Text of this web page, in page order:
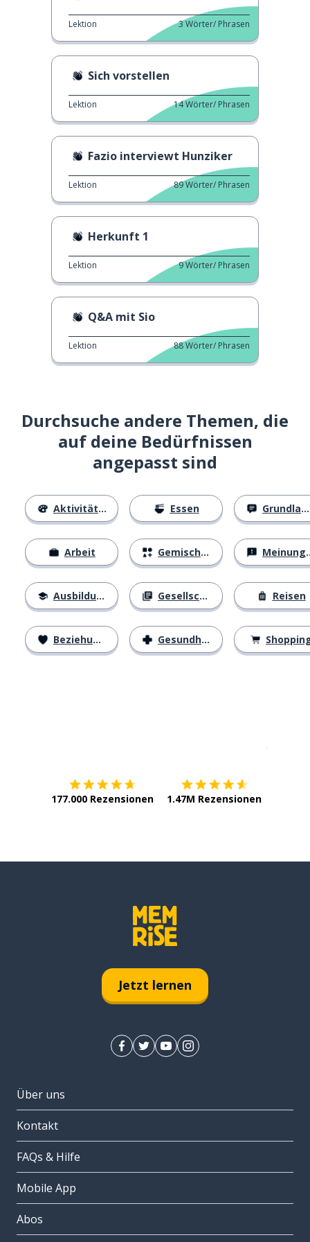
Lektion 3Wörter/ Phrasen
Sich vorstellen
Lektion 14Wörter/ Phrasen
Fazio interviewt Hunziker
Lektion 89Wörter/ Phrasen
Herkunft 1
Lektion 9Wörter/ Phrasen
Q&A mit Sio
Lektion 88Wörter/ Phrasen
Durchsuche andere Themen, die
auf deine Bedürfnissen
angepasst sind
Aktivitäten
Arbeit
Ausbildung
Beziehungen
Essen
Gemischtes
Gesellschaft
Gesundheit
Grundlagen
Meinungen
Reisen
177.000 Rezensionen 1.47M Rezensionen
Jetzt lernen
Über uns
Kontakt
FAQs & Hilfe
Mobile App
Abos